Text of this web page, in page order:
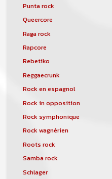
Punta rock
Queercore
Raga rock
Rapcore
Rebetiko
Reggaecrunk
Rock en espagnol
Rock in opposition
Rock symphonique
Rock wagnérien
Roots rock
Samba rock
Schlager